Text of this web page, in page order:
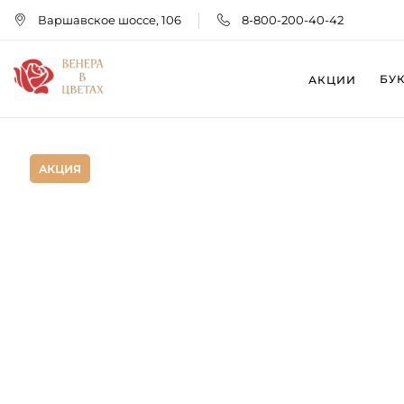
Варшавское шоссе, 106 8-800-200-40-42
АКЦИИ
АКЦИЯ